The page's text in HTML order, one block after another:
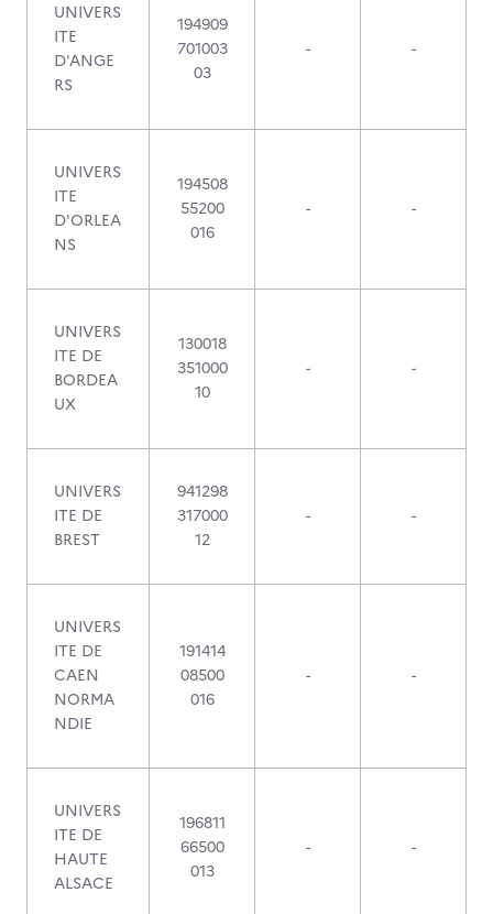
UNIVERS
ITE
D'ANGE
RS
194909
701003
03
- -
UNIVERS
ITE
D'ORLEA
NS
194508
55200
016
- -
UNIVERS
ITE DE
BORDEA
UX
130018
351000
10
- -
UNIVERS
ITE DE
BREST
941298
317000
12
- -
UNIVERS
ITE DE
CAEN
NORMA
NDIE
191414
08500
016
- -
UNIVERS
ITE DE
HAUTE
ALSACE
196811
66500
013
- -